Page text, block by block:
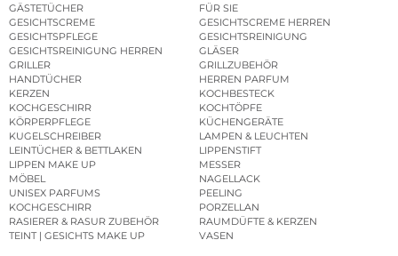
GÄSTETÜCHER
FÜR SIE
GESICHTSCREME
GESICHTSCREME HERREN
GESICHTSPFLEGE
GESICHTSREINIGUNG
GESICHTSREINIGUNG HERREN
GLÄSER
GRILLER
GRILLZUBEHÖR
HANDTÜCHER
HERREN PARFUM
KERZEN
KOCHBESTECK
KOCHGESCHIRR
KOCHTÖPFE
KÖRPERPFLEGE
KÜCHENGERÄTE
KUGELSCHREIBER
LAMPEN & LEUCHTEN
LEINTÜCHER & BETTLAKEN
LIPPENSTIFT
LIPPEN MAKE UP
MESSER
MÖBEL
NAGELLACK
UNISEX PARFUMS
PEELING
KOCHGESCHIRR
PORZELLAN
RASIERER & RASUR ZUBEHÖR
RAUMDÜFTE & KERZEN
TEINT | GESICHTS MAKE UP
VASEN